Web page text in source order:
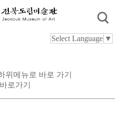
위메뉴로 바로 가기
로가기
Select Language ▼